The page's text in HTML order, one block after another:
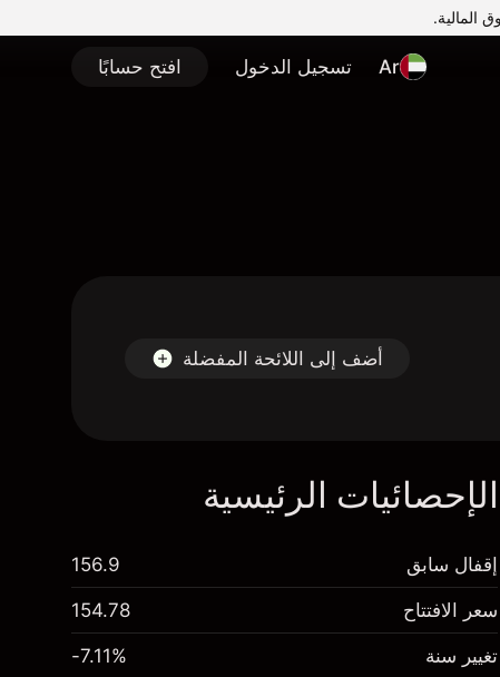
Ar تسجيل الدخول افتح حسابًا
أضف إلى اللائحة المفضلة
الإحصائيات الرئيسية
إقفال سابق 156.9
سعر الافتتاح 154.78
تغيير سنة -7.11%